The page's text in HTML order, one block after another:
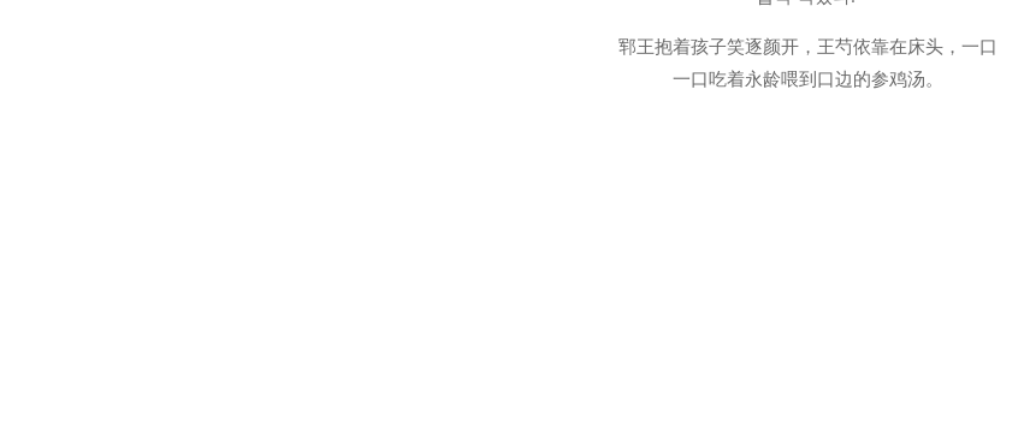
郓王抱着孩子笑逐颜开，王芍依靠在床头，一口
一口吃着永龄喂到口边的参鸡汤。